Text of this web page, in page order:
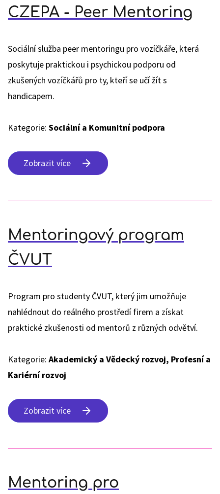
CZEPA - Peer Mentoring
Sociální služba peer mentoringu pro vozíčkáře, která
poskytuje praktickou i psychickou podporu od
zkušených vozíčkářů pro ty, kteří se učí žít s
handicapem.
Kategorie: Sociální a Komunitní podpora
Zobrazit více
Mentoringový program
ČVUT
Program pro studenty ČVUT, který jim umožňuje
nahlédnout do reálného prostředí firem a získat
praktické zkušenosti od mentorů z různých odvětví.
Kategorie: Akademický a Vědecký rozvoj, Profesní a
Kariérní rozvoj
Zobrazit více
Mentoring pro